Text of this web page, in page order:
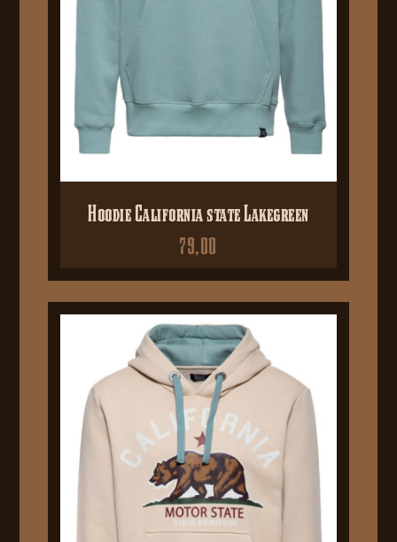
Hoodie California state Lakegreen
79,00